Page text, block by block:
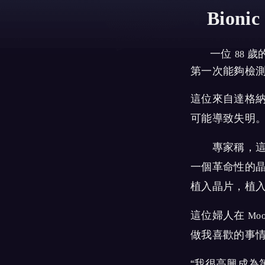
Bionic
一位 88 歲
第一次能夠檢
這位來自達格
可能導致失明
專家稱，這
一個革命性的
植入晶片，植
這位婦人在
做我喜歡的事